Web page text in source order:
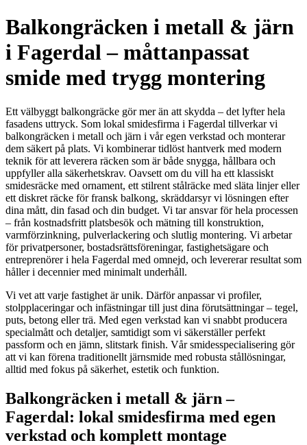
Balkongräcken i metall & järn
i Fagerdal – måttanpassat
smide med trygg montering
Ett välbyggt balkongräcke gör mer än att skydda – det lyfter hela
fasadens uttryck. Som lokal smidesfirma i Fagerdal tillverkar vi
balkongräcken i metall och järn i vår egen verkstad och monterar
dem säkert på plats. Vi kombinerar tidlöst hantverk med modern
teknik för att leverera räcken som är både snygga, hållbara och
uppfyller alla säkerhetskrav. Oavsett om du vill ha ett klassiskt
smidesräcke med ornament, ett stilrent stålräcke med släta linjer eller
ett diskret räcke för fransk balkong, skräddarsyr vi lösningen efter
dina mått, din fasad och din budget. Vi tar ansvar för hela processen
– från kostnadsfritt platsbesök och mätning till konstruktion,
varmförzinkning, pulverlackering och slutlig montering. Vi arbetar
för privatpersoner, bostadsrättsföreningar, fastighetsägare och
entreprenörer i hela Fagerdal med omnejd, och levererar resultat som
håller i decennier med minimalt underhåll.
Vi vet att varje fastighet är unik. Därför anpassar vi profiler,
stolpplaceringar och infästningar till just dina förutsättningar – tegel,
puts, betong eller trä. Med egen verkstad kan vi snabbt producera
specialmått och detaljer, samtidigt som vi säkerställer perfekt
passform och en jämn, slitstark finish. Vår smidesspecialisering gör
att vi kan förena traditionellt järnsmide med robusta stållösningar,
alltid med fokus på säkerhet, estetik och funktion.
Balkongräcken i metall & järn –
Fagerdal: lokal smidesfirma med egen
verkstad och komplett montage